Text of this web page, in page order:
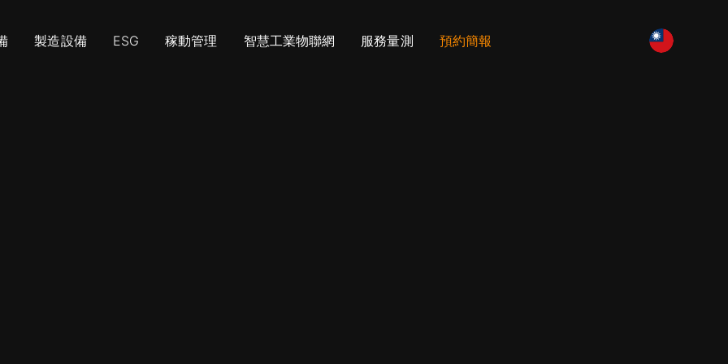
製造設備 ESG 稼動管理 智慧工業物聯網 服務量測 預約簡報